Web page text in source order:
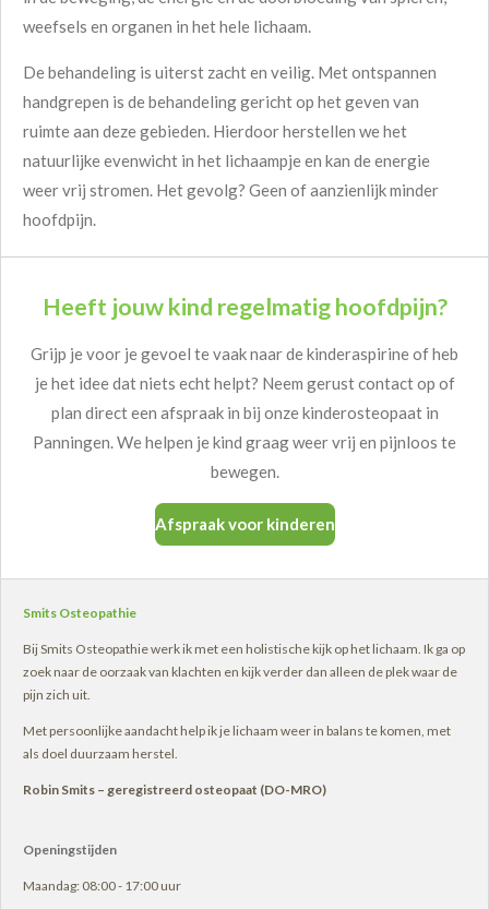
weefsels en organen in het hele lichaam.
De behandeling is uiterst zacht en veilig. Met ontspannen
handgrepen is de behandeling gericht op het geven van
ruimte aan deze gebieden. Hierdoor herstellen we het
natuurlijke evenwicht in het lichaampje en kan de energie
weer vrij stromen. Het gevolg? Geen of aanzienlijk minder
hoofdpijn.
Heeft jouw kind regelmatig hoofdpijn?
Grijp je voor je gevoel te vaak naar de kinderaspirine of heb
je het idee dat niets echt helpt? Neem gerust contact op of
plan direct een afspraak in bij onze kinderosteopaat in
Panningen. We helpen je kind graag weer vrij en pijnloos te
bewegen.
Afspraak voor kinderen
Smits Osteopathie
Bij Smits Osteopathie werk ik met een holistische kijk op het lichaam. Ik ga op
zoek naar de oorzaak van klachten en kijk verder dan alleen de plek waar de
pijn zich uit.
Met persoonlijke aandacht help ik je lichaam weer in balans te komen, met
als doel duurzaam herstel.
Robin Smits – geregistreerd osteopaat (DO-MRO)
Openingstijden
Maandag: 08:00 - 17:00 uur